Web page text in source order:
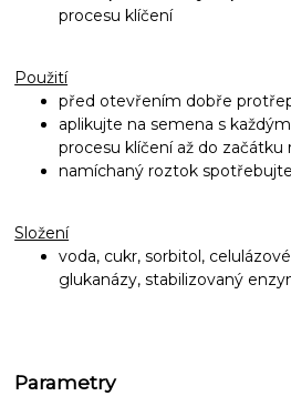
procesu klíčení
Použití
před otevřením dobře
aplikujte na semena s
procesu klíčení až do začátku
namíchaný roztok
Složení
voda, cukr, sorbitol,
glukanázy, stabilizovaný
Parametry